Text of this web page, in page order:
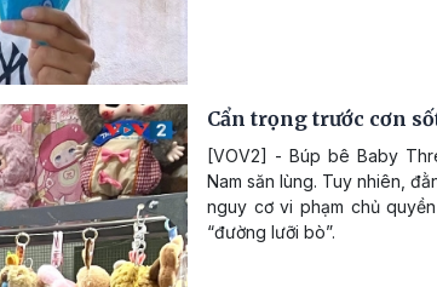
Cẩn trọng trước cơn
[VOV2] - Búp bê Baby
Nam săn lùng. Tuy nhiên,
nguy cơ vi phạm chủ
“đường lưỡi bò”.